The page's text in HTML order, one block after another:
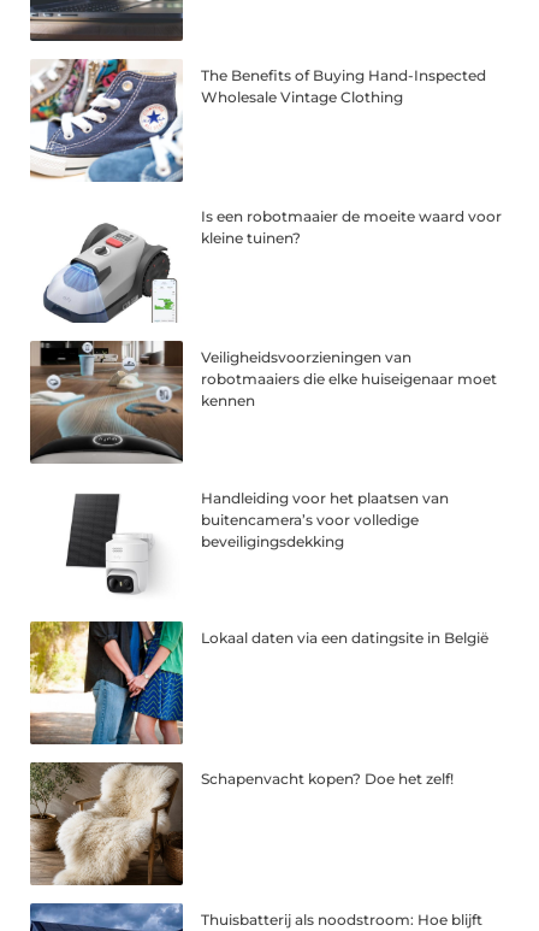
The Benefits of Buying Hand-Inspected
Wholesale Vintage Clothing
Is een robotmaaier de moeite waard voor
kleine tuinen?
Veiligheidsvoorzieningen van
robotmaaiers die elke huiseigenaar moet
kennen
Handleiding voor het plaatsen van
buitencamera’s voor volledige
beveiligingsdekking
Lokaal daten via een datingsite in België
Schapenvacht kopen? Doe het zelf!
Thuisbatterij als noodstroom: Hoe blijft